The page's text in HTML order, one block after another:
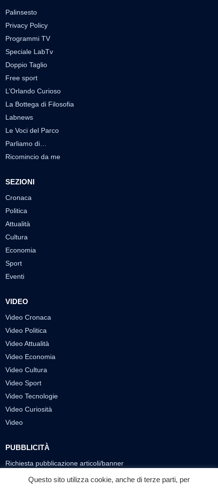
Palinsesto
Privacy Policy
Programmi TV
Speciale LabTv
Doppio Taglio
Free sport
L’Orlando Curioso
La Bottega di Filosofia
Labnews
Le Voci del Parco
Parliamo di…
Ricomincio da me
SEZIONI
Cronaca
Politica
Attualità
Cultura
Economia
Sport
Eventi
VIDEO
Video Cronaca
Video Politica
Video Attualità
Video Economia
Video Cultura
Video Sport
Video Tecnologie
Video Curiosità
Video
PUBBLICITÀ
Richiesta pubblicazione articoli/banner
SEGUICI SUI SOCIAL
Questo sito utilizza cookie, anche di terze parti, per